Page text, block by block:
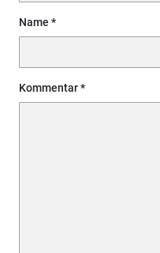
Name
Kommentar